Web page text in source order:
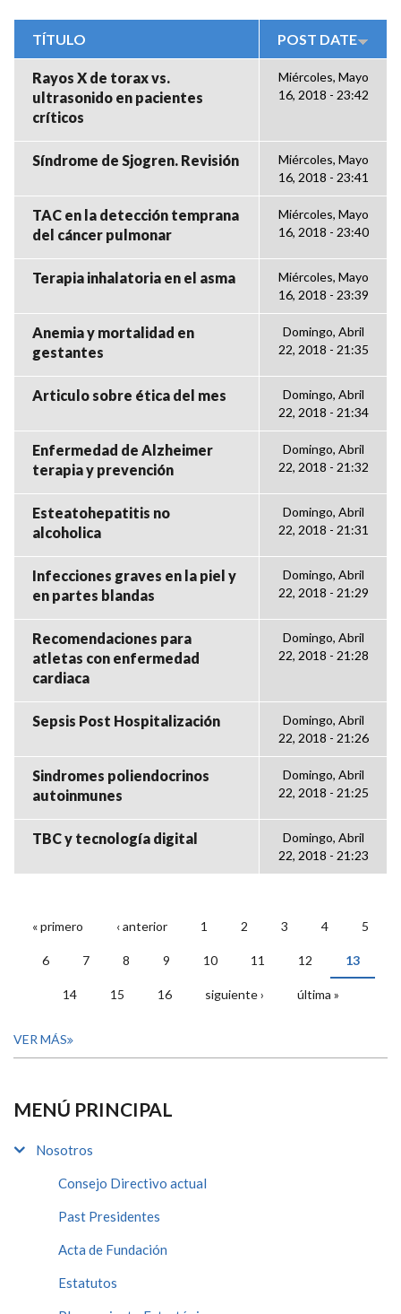
TÍTULO POST DATE
Rayos X de torax vs.
ultrasonido en pacientes
críticos
Miércoles, Mayo
16, 2018 - 23:42
Síndrome de Sjogren. Revisión
Miércoles, Mayo
16, 2018 - 23:41
TAC en la detección temprana
del cáncer pulmonar
Miércoles, Mayo
16, 2018 - 23:40
Terapia inhalatoria en el asma
Miércoles, Mayo
16, 2018 - 23:39
Anemia y mortalidad en
gestantes
Domingo, Abril
22, 2018 - 21:35
Articulo sobre ética del mes
Domingo, Abril
22, 2018 - 21:34
Enfermedad de Alzheimer
terapia y prevención
Domingo, Abril
22, 2018 - 21:32
Esteatohepatitis no
alcoholica
Domingo, Abril
22, 2018 - 21:31
Infecciones graves en la piel y
en partes blandas
Domingo, Abril
22, 2018 - 21:29
Recomendaciones para
atletas con enfermedad
cardiaca
Domingo, Abril
22, 2018 - 21:28
Sepsis Post Hospitalización
Domingo, Abril
22, 2018 - 21:26
Sindromes poliendocrinos
autoinmunes
Domingo, Abril
22, 2018 - 21:25
TBC y tecnología digital
Domingo, Abril
22, 2018 - 21:23
PÁGINAS
« primero ‹ anterior 1 2 3 4 5
6 7 8 9 10 11 12 13
14 15 16 siguiente › última »
VER MÁS
MENÚ PRINCIPAL
Nosotros
Consejo Directivo actual
Past Presidentes
Acta de Fundación
Estatutos